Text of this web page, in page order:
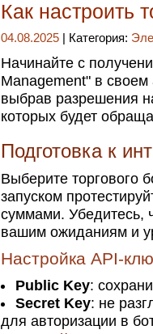
Как настроить
04.08.2025 | Категория:
Начинайте с
Management" в
выбрав разрешения
которых будет
Подготовка к
Выберите торгового
запуском
суммами. Убедитесь,
вашим ожиданиям и
Настройка API-
Public Key:
Secret Key: не
для авторизации в